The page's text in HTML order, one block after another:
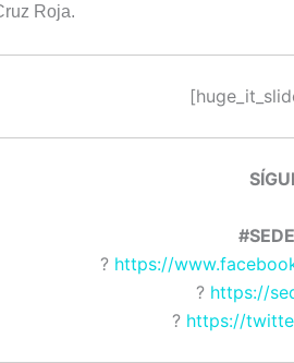
Roja.
? https://
? https://
? https://